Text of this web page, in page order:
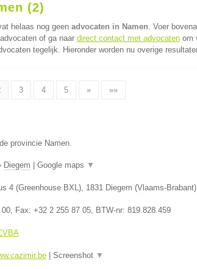
(2)
helaas nog geen advocaten in Namen. Voer
of ga naar direct contact met advocatenom
tegelijk. Hieronder worden nu overige
3 4 5 » »»
provincie Namen.
Diegem Google maps ▼
4 (Greenhouse BXL), 1831 Diegem (Vlaams-Brabant)
, Fax: +32 2 255 87 05, BTW-nr: 819.828.459
| Screenshot ▼